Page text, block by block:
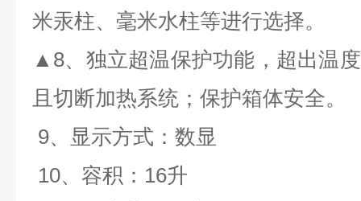
米汞柱、毫米水柱等进行选择。
▲8、独立超温保护功能，超出温
且切断加热系统；保护箱体安全。
9、显示方式：数显
10、容积：16升